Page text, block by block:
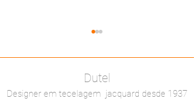
Focus Cruise
Dutel
Designer em tecelagem jacquard desde 1937